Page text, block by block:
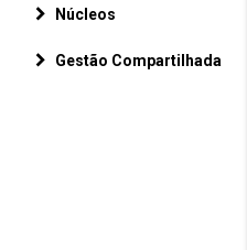
Núcleos
Gestão Compartilhada